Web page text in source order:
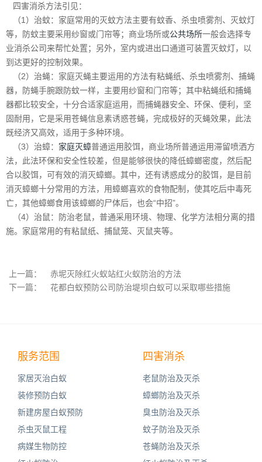
四害消杀方法引见：
（1）治蚊：家庭常用的灭蚊方法主要有蚊香、杀虫喷雾剂、灭蚊灯
等，防蚊主要采用纱窗或门帘等；商业场所或公共场所一般会选择专
业消杀公司来帮忙处置；另外，室内或进出口通道可装置灭蚊灯，以
到达更好的控制效果。
（2）治蝇：家庭灭蝇主要运用的方法有粘蝇纸、杀虫喷雾剂、捕蝇
器，防蝇手腕跟防蚊一样，主要用纱窗和门帘等；其中粘蝇纸和捕蝇
器都比较安全，十分合适家庭运用，而捕蝇器安全、环保、便利，坚
固耐用，它是采用苍蝇信息素诱惑苍蝇，完成极好的灭蝇效果，此法
既经济又高效，适用于多种环境。
（3）治蟑： 家庭灭蟑普通运用胶饵，商业场所普通运用滞留喷洒方
法，此法环保和安全性较差，但是能够很快的降低蟑螂密度，然后配
合以胶饵，可有效的消灭蟑螂。其中，还有诱惑成分的胶饵，是目前
消灭蟑螂十分常用的方法，用蟑螂喜欢的食物配制，使其吃后中毒死
亡，其他蟑螂食用该蟑螂的尸体后，也会“中招”。
（4）治鼠：防治老鼠，普通采用环境、物理、化学方法相分离的措
施。家庭常用的有粘鼠纸、捕鼠笼、灭鼠夹等。
上一篇：
赤坭灭除红火蚁站红火蚁防治的方法
下一篇：
花都白蚁预防公司防治堤坝白蚁可以采取哪些措施
服务范围
家居灭治白蚁
装修预防白蚁
新建房屋白蚁预防
杀虫灭鼠工程
病媒生物防控
四害消杀
老鼠防治及灭杀
蟑螂防治及灭杀
臭虫防治及灭杀
蚊子防治及灭杀
苍蝇防治及灭杀